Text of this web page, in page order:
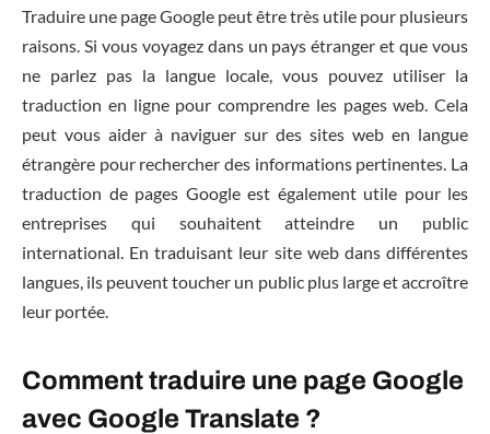
Traduire une page Google peut être très utile pour plusieurs
raisons. Si vous voyagez dans un pays étranger et que vous
ne parlez pas la langue locale, vous pouvez utiliser la
traduction en ligne pour comprendre les pages web. Cela
peut vous aider à naviguer sur des sites web en langue
étrangère pour rechercher des informations pertinentes. La
traduction de pages Google est également utile pour les
entreprises qui souhaitent atteindre un public
international. En traduisant leur site web dans différentes
langues, ils peuvent toucher un public plus large et accroître
leur portée.
Comment traduire une page Google
avec Google Translate ?